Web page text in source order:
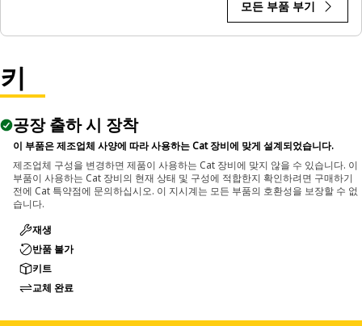
모든 부품 부기
키
공장 출하 시 장착
이 부품은 제조업체 사양에 따라 사용하는 Cat 장비에 맞게 설계되었습니다.
제조업체 구성을 변경하면 제품이 사용하는 Cat 장비에 맞지 않을 수 있습니다. 이
부품이 사용하는 Cat 장비의 현재 상태 및 구성에 적합한지 확인하려면 구매하기
전에 Cat 특약점에 문의하십시오. 이 지시계는 모든 부품의 호환성을 보장할 수 없
습니다.
재생
반품 불가
키트
교체 완료